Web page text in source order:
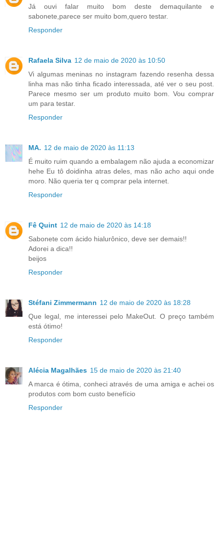
Já ouvi falar muito bom deste demaquilante e
sabonete,parece ser muito bom,quero testar.
Responder
Rafaela Silva 12 de maio de 2020 às 10:50
Vi algumas meninas no instagram fazendo resenha dessa
linha mas não tinha ficado interessada, até ver o seu post.
Parece mesmo ser um produto muito bom. Vou comprar
um para testar.
Responder
MA. 12 de maio de 2020 às 11:13
É muito ruim quando a embalagem não ajuda a economizar
hehe Eu tô doidinha atras deles, mas não acho aqui onde
moro. Não queria ter q comprar pela internet.
Responder
Fê Quint 12 de maio de 2020 às 14:18
Sabonete com ácido hialurônico, deve ser demais!!
Adorei a dica!!
beijos
Responder
Stéfani Zimmermann 12 de maio de 2020 às 18:28
Que legal, me interessei pelo MakeOut. O preço também
está ótimo!
Responder
Alécia Magalhães 15 de maio de 2020 às 21:40
A marca é ótima, conheci através de uma amiga e achei os
produtos com bom custo benefício
Responder